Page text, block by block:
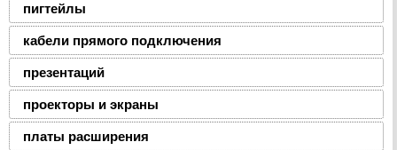
пигтейлы
кабели прямого подключения
презентаций
проекторы и экраны
платы расширения